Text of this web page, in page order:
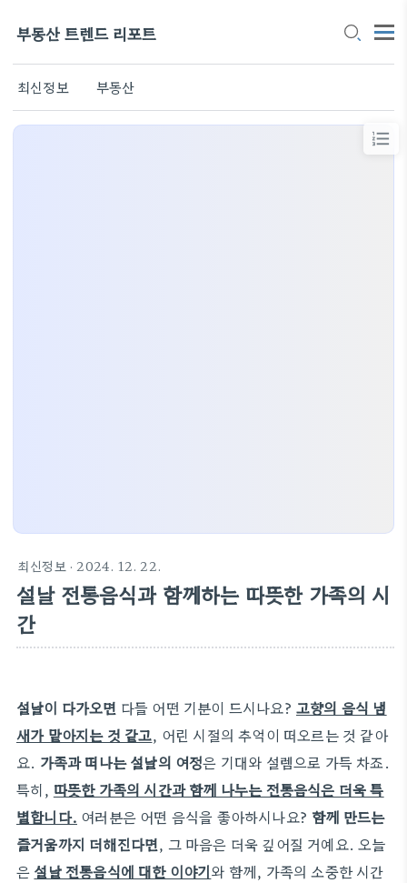
부동산 트렌드 리포트
최신정보 부동산
최신정보· 2024. 12. 22.
설날 전통음식과 함께하는 따뜻한 가족의 시
간
설날이 다가오면 다들 어떤 기분이 드시나요?고향의 음식 냄
새가 맡아지는 것 같고, 어린 시절의 추억이 떠오르는 것 같아
요. 가족과 떠나는 설날의 여정은 기대와 설렘으로 가득 차죠.
특히, 따뜻한 가족의 시간과 함께 나누는 전통음식은 더욱 특
별합니다. 여러분은 어떤 음식을 좋아하시나요? 함께 만드는
즐거움까지 더해진다면, 그 마음은 더욱 깊어질 거예요. 오늘
은 설날 전통음식에 대한 이야기와 함께, 가족의 소중한 시간